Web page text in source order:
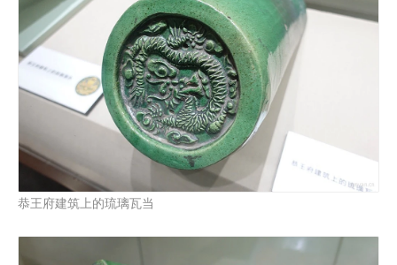
恭王府建筑上的琉璃瓦当